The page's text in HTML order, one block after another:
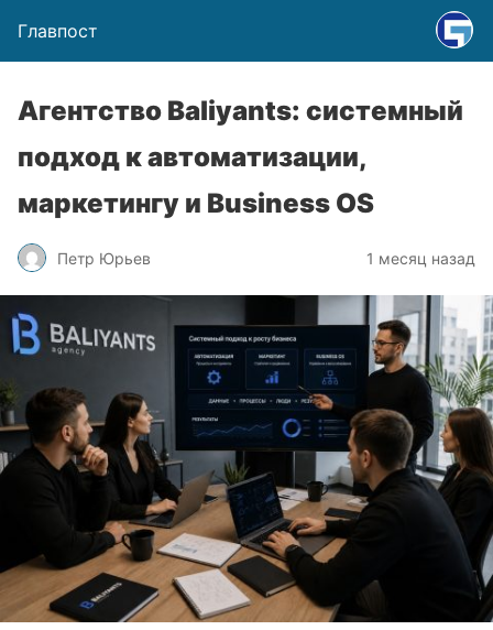
Главпост
Агентство Baliyants: системный
подход к автоматизации,
маркетингу и Business OS
Петр Юрьев 1 месяц назад